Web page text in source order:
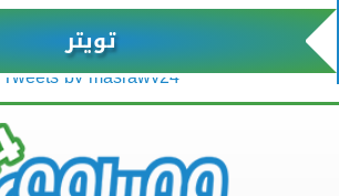
تويتر
Tweets by masrawy24